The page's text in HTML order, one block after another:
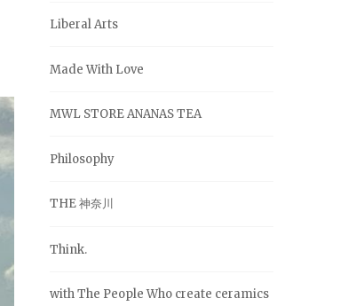
Liberal Arts
Made With Love
MWL STORE ANANAS TEA
Philosophy
THE 神奈川
Think.
with The People Who create ceramics